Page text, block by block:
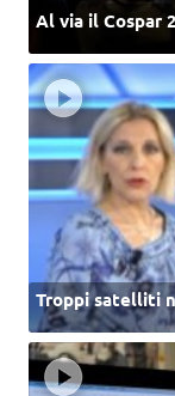
Al via il Cospar
Troppi satelliti